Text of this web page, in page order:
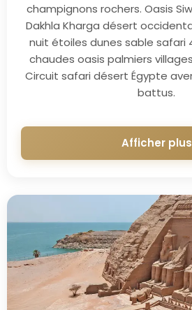
champignons rochers. Oasis
Dakhla Kharga désert
nuit étoiles dunes sable safari
chaudes oasis palmiers
Circuit safari désert Égypte
battus.
Afficher plus